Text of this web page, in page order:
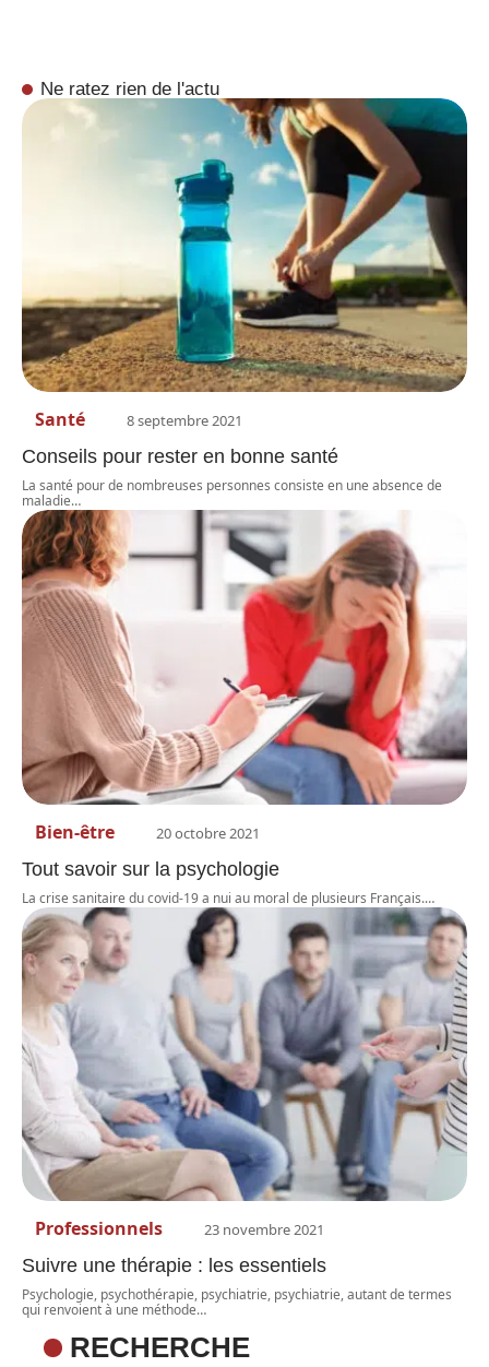
Ne ratez rien de l'actu
Santé 8 septembre 2021
Conseils pour rester en bonne santé
La santé pour de nombreuses personnes consiste en une absence de
maladie…
Bien-être 20 octobre 2021
Tout savoir sur la psychologie
La crise sanitaire du covid-19 a nui au moral de plusieurs Français.…
Professionnels 23 novembre 2021
Suivre une thérapie : les essentiels
Psychologie, psychothérapie, psychiatrie, psychiatrie, autant de termes
qui renvoient à une méthode…
RECHERCHE